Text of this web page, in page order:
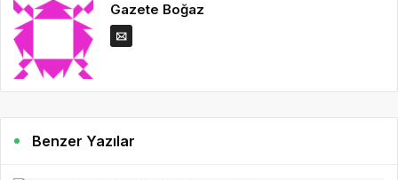
Gazete Boğaz
Benzer Yazılar